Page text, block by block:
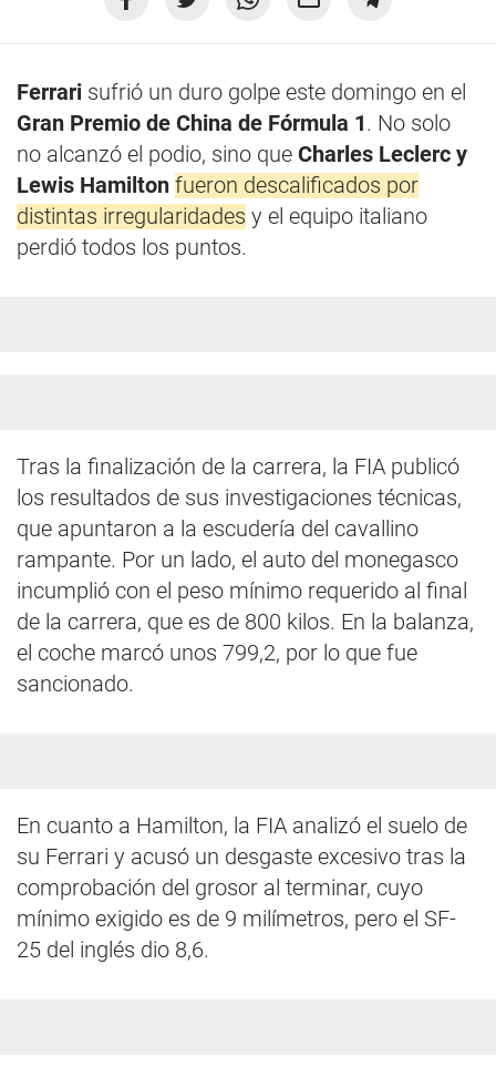
Ferrari sufrió un duro golpe este domingo en el
Gran Premio de China de Fórmula 1. No solo
no alcanzó el podio, sino que Charles Leclerc y
Lewis Hamilton fueron descalificados por
distintas irregularidades y el equipo italiano
perdió todos los puntos.
Tras la finalización de la carrera, la FIA publicó
los resultados de sus investigaciones técnicas,
que apuntaron a la escudería del cavallino
rampante. Por un lado, el auto del monegasco
incumplió con el peso mínimo requerido al final
de la carrera, que es de 800 kilos. En la balanza,
el coche marcó unos 799,2, por lo que fue
sancionado.
En cuanto a Hamilton, la FIA analizó el suelo de
su Ferrari y acusó un desgaste excesivo tras la
comprobación del grosor al terminar, cuyo
mínimo exigido es de 9 milímetros, pero el SF-
25 del inglés dio 8,6.